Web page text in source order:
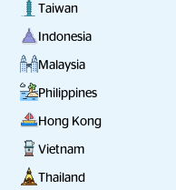
Taiwan
Indonesia
Malaysia
Philippines
Hong Kong
Vietnam
Thailand